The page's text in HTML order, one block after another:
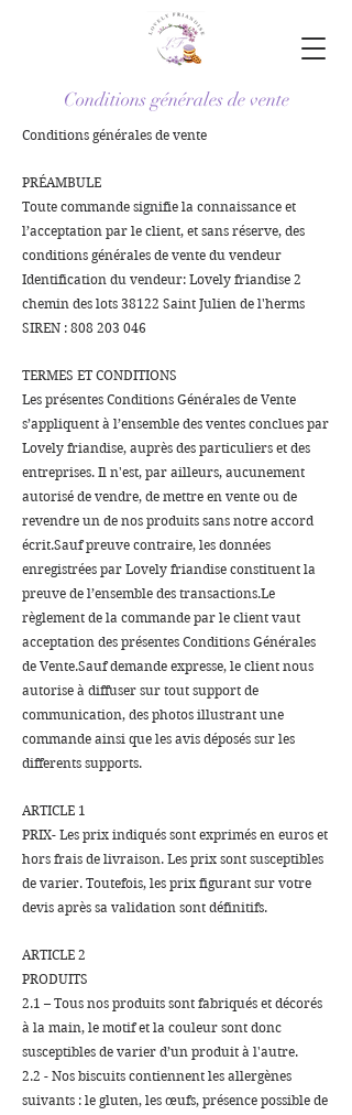
Conditions générales de vente
Conditions générales de vente
PRÉAMBULE
Toute commande signifie la connaissance et
l’acceptation par le client, et sans réserve, des
conditions générales de vente du vendeur
Identification du vendeur: Lovely friandise 2
chemin des lots 38122 Saint Julien de l'herms
SIREN : 808 203 046
TERMES ET CONDITIONS
Les présentes Conditions Générales de Vente
s’appliquent à l’ensemble des ventes conclues par
Lovely friandise, auprès des particuliers et des
entreprises. Il n'est, par ailleurs, aucunement
autorisé de vendre, de mettre en vente ou de
revendre un de nos produits sans notre accord
écrit.Sauf preuve contraire, les données
enregistrées par Lovely friandise constituent la
preuve de l’ensemble des transactions.Le
règlement de la commande par le client vaut
acceptation des présentes Conditions Générales
de Vente.Sauf demande expresse, le client nous
autorise à diffuser sur tout support de
communication, des photos illustrant une
commande ainsi que les avis déposés sur les
differents supports.
ARTICLE 1
PRIX- Les prix indiqués sont exprimés en euros et
hors frais de livraison. Les prix sont susceptibles
de varier. Toutefois, les prix figurant sur votre
devis après sa validation sont définitifs.
ARTICLE 2
PRODUITS
2.1 – Tous nos produits sont fabriqués et décorés
à la main, le motif et la couleur sont donc
susceptibles de varier d’un produit à l'autre.
2.2 - Nos biscuits contiennent les allergènes
suivants : le gluten, les œufs, présence possible de